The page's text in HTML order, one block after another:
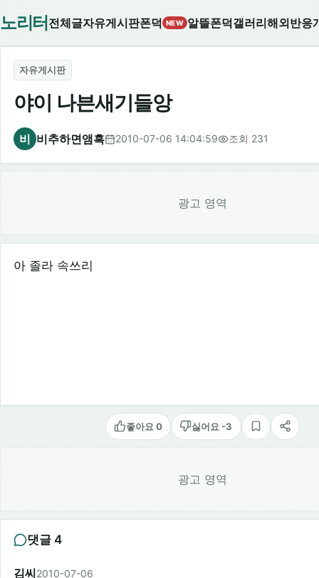
노리터 전체글자유게시판폰덕 NEW 알뜰폰덕갤러리해외반응
자유게시판
야이 나븐새기들앙
비 비추하면앰흑 2010-07-06 14:04:59 조회 231
광고 영역
아 졸라 속쓰리
좋아요 0 싫어요 -3
스크랩공유
광고 영역
댓글 4
김씨2010-07-06